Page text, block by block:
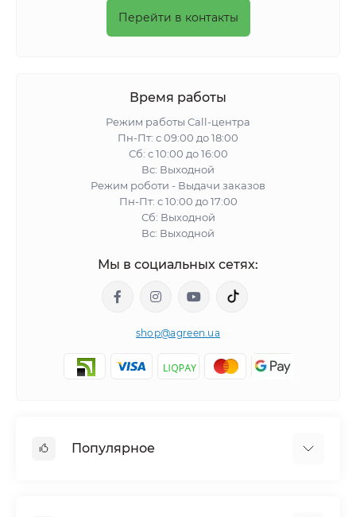
Перейти в контакты
Время работы
Режим работы Call-центра
Пн-Пт: с 09:00 до 18:00
Сб: с 10:00 до 16:00
Вс: Выходной
Режим роботи - Выдачи заказов
Пн-Пт: с 10:00 до 17:00
Сб: Выходной
Вс: Выходной
Мы в социальных сетях:
shop@agreen.ua
Популярное